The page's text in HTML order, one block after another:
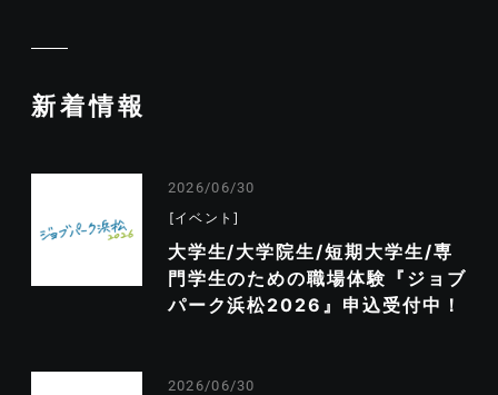
新着情報
2026/06/30
イベント
大学生/大学院生/短期大学生/専
門学生のための職場体験『ジョブ
パーク浜松2026』申込受付中！
2026/06/30